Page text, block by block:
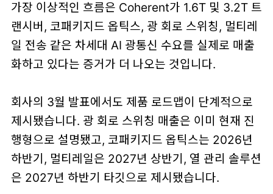
가장 이상적인 흐름은 Coherent가 1.6T 및 3.2T 트
랜시버 , 코패키지드 옵틱스, 광 회로 스위칭 , 멀티레
일 전송 같은 차세대 AI 광통신 수요를 실제로 매출
화하고 있다는 증거가 더 나오는 것입니다.
회사의 3월 발표에서도 제품 로드맵이 단계적으로
제시됐습니다. 광 회로 스위칭 매출은 이미 현재 진
행형으로 설명됐고, 코패키지드 옵틱스는 2026년
하반기, 멀티레일은 2027년 상반기, 열 관리 솔루션
은 2027년 하반기 타깃으로 제시됐습니다.